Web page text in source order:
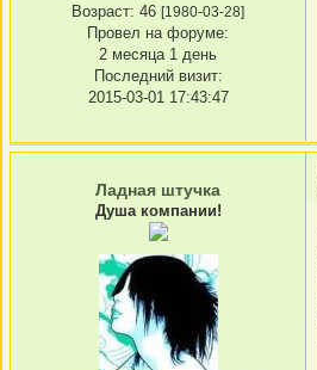
Возраст: 46 [1980-03-28]
Провел на форуме:
2 месяца 1 день
Последний визит:
2015-03-01 17:43:47
Ладная штучка
Душа компании!